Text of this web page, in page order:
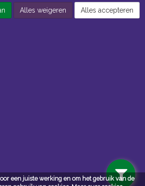
een juiste werking en om het gebruik van de
Alles weigeren Alles accepteren